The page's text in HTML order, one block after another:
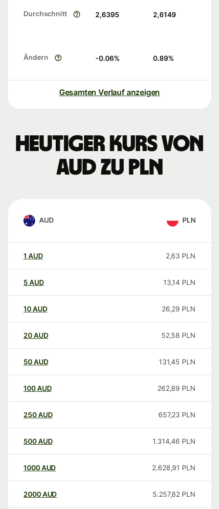
Durchschnitt 2,6395 2,6149
Ändern -0.06% 0.89%
Gesamten Verlauf anzeigen
Heutiger Kurs von
AUD zu PLN
AUD PLN
1 AUD 2,63 PLN
5 AUD 13,14 PLN
10AUD 26,29 PLN
20AUD 52,58 PLN
50AUD 131,45 PLN
100AUD 262,89 PLN
250AUD 657,23 PLN
500AUD 1.314,46 PLN
1000AUD 2.628,91 PLN
2000AUD 5.257,82 PLN